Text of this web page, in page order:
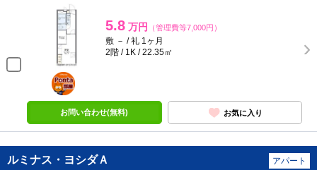
5.8 万円 （管理費等7,000円）
敷 － / 礼 1ヶ月
2階 / 1K / 22.35㎡
ポンタ
部屋
お問い合わせ(無料) お気に入り
ルミナス・ヨシダＡ アパート